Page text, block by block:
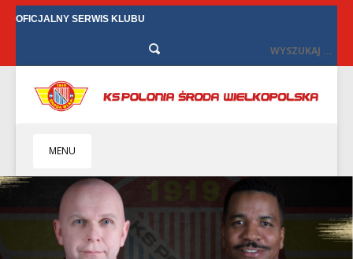
OFICJALNY SERWIS KLUBU
MENU
HOME
KLUB
BIZNES